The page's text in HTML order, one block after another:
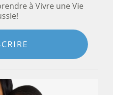
à Vivre une Vie